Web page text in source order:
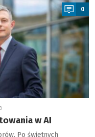
0
w AI
Po świetnych